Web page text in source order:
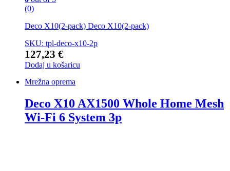
(0)
Deco X10(2-pack) Deco X10(2-pack)
SKU: tpl-deco-x10-2p
127,23 €
Dodaj u košaricu
Mrežna oprema
Deco X10 AX1500 Whole Home Mesh
Wi-Fi 6 System 3p